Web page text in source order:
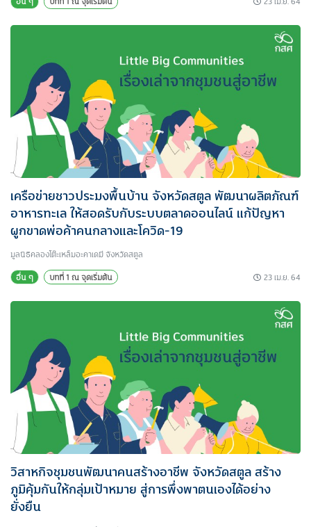
เครือข่ายชาวประมงพื้นบ้าน จังหวัดสตูล พัฒนาผลิตภัณฑ์
อาหารทะเล ให้สอดรับกับระบบตลาดออนไลน์ แก้ปัญหา
ผูกขาดพ่อค้าคนกลางและโควิด-19
มูลนิธิคลองโต๊ะเหล็มอะคาเดมี จังหวัดสตูล
อื่น ๆ
บทที่ 1 ณ จุดเริ่มต้น 23 เม.ย. 64
วิสาหกิจชุมชนพัฒนาคนสร้างอาชีพ จังหวัดสตูล สร้าง
ภูมิคุ้มกันให้กลุ่มเป้าหมาย สู่การพึ่งพาตนเองได้อย่าง
ยั่งยืน